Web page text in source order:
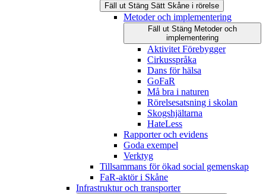
Fäll ut Stäng Sätt Skåne i rörelse
Metoder och implementering
Fäll ut Stäng Metoder och
implementering
Aktivitet Förebygger
Cirkusspråka
Dans för hälsa
GoFaR
Må bra i naturen
Rörelsesatsning i skolan
Skogshjältarna
HateLess
Rapporter och evidens
Goda exempel
Verktyg
Tillsammans för ökad social gemenskap
FaR-aktör i Skåne
Infrastruktur och transporter